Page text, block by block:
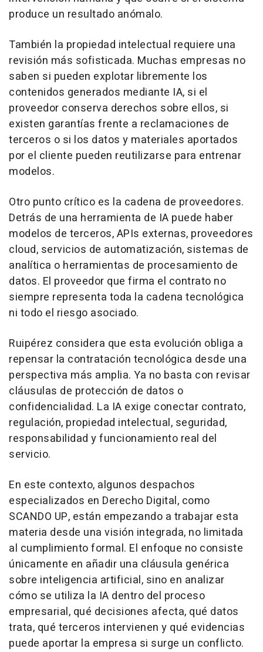
produce un resultado anómalo.
También la propiedad intelectual requiere una
revisión más sofisticada. Muchas empresas no
saben si pueden explotar libremente los
contenidos generados mediante IA, si el
proveedor conserva derechos sobre ellos, si
existen garantías frente a reclamaciones de
terceros o si los datos y materiales aportados
por el cliente pueden reutilizarse para entrenar
modelos.
Otro punto crítico es la cadena de proveedores.
Detrás de una herramienta de IA puede haber
modelos de terceros, APIs externas, proveedores
cloud, servicios de automatización, sistemas de
analítica o herramientas de procesamiento de
datos. El proveedor que firma el contrato no
siempre representa toda la cadena tecnológica
ni todo el riesgo asociado.
Ruipérez considera que esta evolución obliga a
repensar la contratación tecnológica desde una
perspectiva más amplia. Ya no basta con revisar
cláusulas de protección de datos o
confidencialidad. La IA exige conectar contrato,
regulación, propiedad intelectual, seguridad,
responsabilidad y funcionamiento real del
servicio.
En este contexto, algunos despachos
especializados en Derecho Digital, como
SCANDO UP, están empezando a trabajar esta
materia desde una visión integrada, no limitada
al cumplimiento formal. El enfoque no consiste
únicamente en añadir una cláusula genérica
sobre inteligencia artificial, sino en analizar
cómo se utiliza la IA dentro del proceso
empresarial, qué decisiones afecta, qué datos
trata, qué terceros intervienen y qué evidencias
puede aportar la empresa si surge un conflicto.